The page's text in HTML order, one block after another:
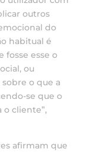
outros
do
habitual é
fosse esse o
ou
sobre o que a
se que o
o cliente”,
afirmam que